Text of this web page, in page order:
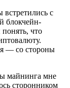
с
блокчейн-
что
я — со стороны
майнинга мне
сторонником